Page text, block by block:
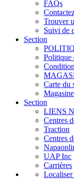
FAQs
Trouver
Suivi de
Section
Politique
Carte du
Section
LIENS
Centres
Traction
Centres
UAP Inc
Carrières
Localiser